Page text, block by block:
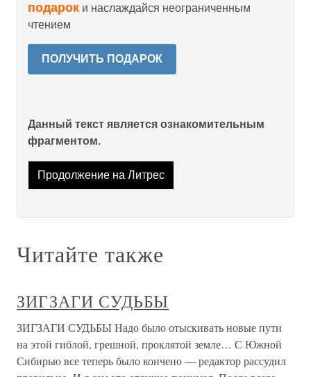
подарок и наслаждайся неограниченным
чтением
ПОЛУЧИТЬ ПОДАРОК
Данный текст является ознакомительным
фрагментом.
Продолжение на Литрес
Читайте также
ЗИГЗАГИ СУДЬБЫ
ЗИГЗАГИ СУДЬБЫ Надо было отыскивать новые пути
на этой гиблой, грешной, проклятой земле… С Южной
Сибирью все теперь было кончено — редактор рассудил